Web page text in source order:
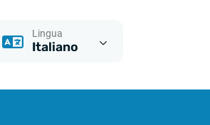
Lingua
Italiano